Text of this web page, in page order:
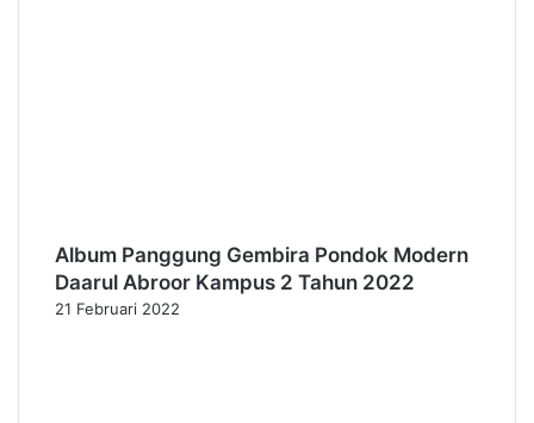
Album Panggung Gembira Pondok Modern
Daarul Abroor Kampus 2 Tahun 2022
21 Februari 2022